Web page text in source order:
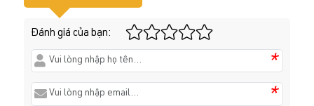
Đánh giá của bạn:
*
*